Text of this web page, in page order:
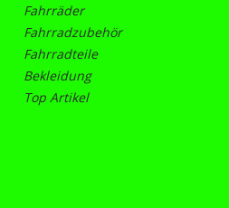
Fahrräder
Fahrradzubehör
Fahrradteile
Bekleidung
Top Artikel